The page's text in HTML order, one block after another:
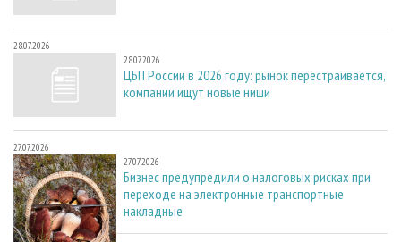
28.07.2026
28.07.2026
ЦБП России в 2026 году: рынок перестраивается,
компании ищут новые ниши
27.07.2026
27.07.2026
Бизнес предупредили о налоговых рисках при
переходе на электронные транспортные
накладные